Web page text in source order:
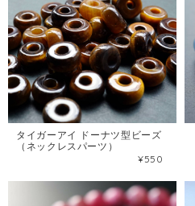
タイガーアイ ドーナツ型ビーズ
（ネックレスパーツ）
¥550